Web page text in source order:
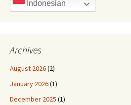
Indonesian
Archives
August 2026(2)
January 2026(1)
December 2025 (1)